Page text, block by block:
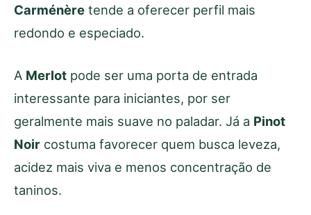
Carménère tende a oferecer perfil mais
redondo e especiado.
A Merlot pode ser uma porta de entrada
interessante para iniciantes, por ser
geralmente mais suave no paladar. Já a Pinot
Noir costuma favorecer quem busca leveza,
acidez mais viva e menos concentração de
taninos.